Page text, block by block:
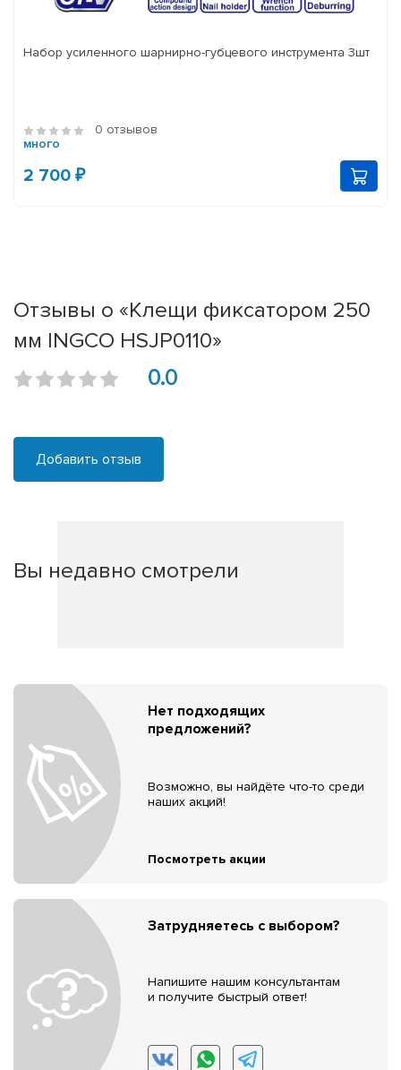
Набор усиленного шарнирно-губцевого инструмента 3шт
0 отзывов
много
2 700 ₽
Отзывы о «Клещи фиксатором 250
мм INGCO HSJP0110»
0.0
Добавить отзыв
Вы недавно смотрели
Нет подходящих
предложений?
Возможно, вы найдёте что-то среди
наших акций!
Посмотреть акции
Затрудняетесь с выбором?
Напишите нашим консультантам
и получите быстрый ответ!